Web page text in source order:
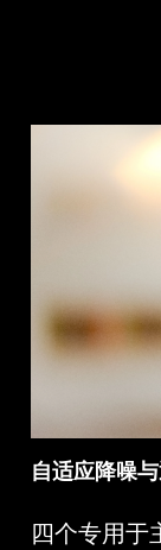
自适应降噪
四个专用于